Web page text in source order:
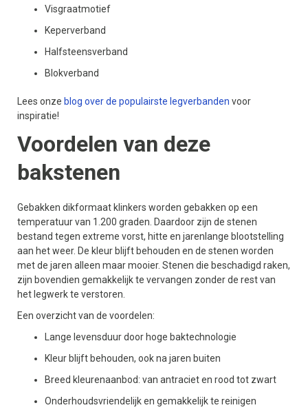
Visgraatmotief
Keperverband
Halfsteensverband
Blokverband
Lees onze blog over de populairste legverbanden voor
inspiratie!
Voordelen van deze
bakstenen
Gebakken dikformaat klinkers worden gebakken op een
temperatuur van 1.200 graden. Daardoor zijn de stenen
bestand tegen extreme vorst, hitte en jarenlange blootstelling
aan het weer. De kleur blijft behouden en de stenen worden
met de jaren alleen maar mooier. Stenen die beschadigd raken,
zijn bovendien gemakkelijk te vervangen zonder de rest van
het legwerk te verstoren.
Een overzicht van de voordelen:
Lange levensduur door hoge baktechnologie
Kleur blijft behouden, ook na jaren buiten
Breed kleurenaanbod: van antraciet en rood tot zwart
Onderhoudsvriendelijk en gemakkelijk te reinigen